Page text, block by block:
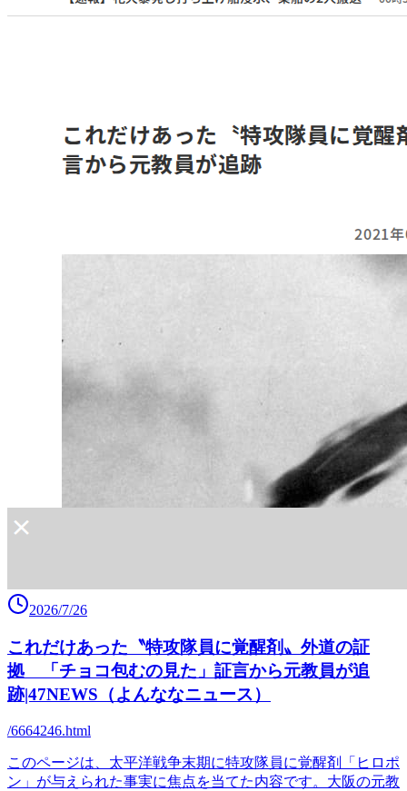
2026/7/26
これだけあった〝特攻隊員に覚醒剤〟外道の証
拠 「チョコ包むの見た」証言から元教員が追
跡|47NEWS（よんななニュース）
/6664246.html
このページは、太平洋戦争末期に特攻隊員に覚醒剤「ヒロポ
ン」が与えられた事実に焦点を当てた内容です。大阪の元教